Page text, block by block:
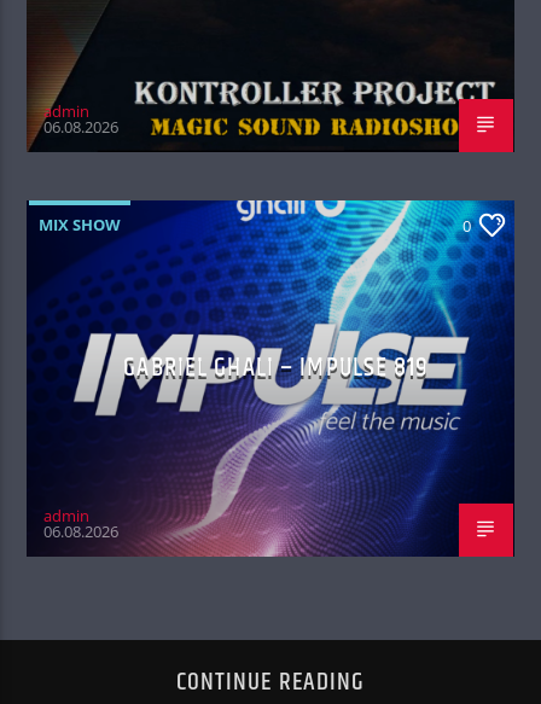
admin
06.08.2026
MIX SHOW 0
GABRIEL GHALI – IMPULSE 819
admin
06.08.2026
CONTINUE READING